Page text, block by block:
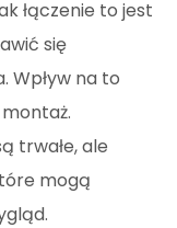
łączenie to jest
się
Wpływ na to
trwałe, ale
mogą